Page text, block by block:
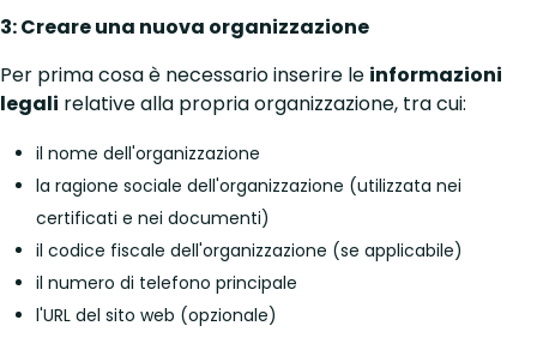
3: Creare una nuova organizzazione
Per prima cosa è necessario inserire le informazioni
legali relative alla propria organizzazione, tra cui:
il nome dell'organizzazione
la ragione sociale dell'organizzazione (utilizzata nei
certificati e nei documenti)
il codice fiscale dell'organizzazione (se applicabile)
il numero di telefono principale
l'URL del sito web (opzionale)